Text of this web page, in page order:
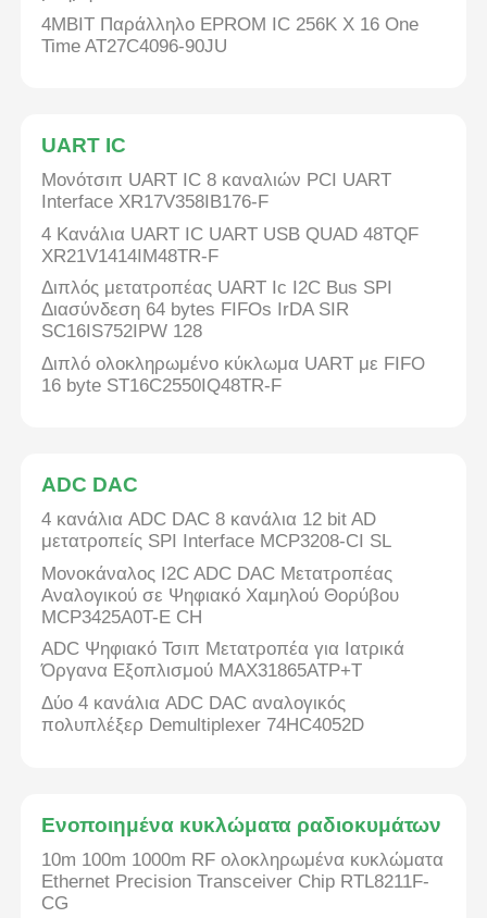
Τσιπ διαχείρισης ισχύος
4MBIT Παράλληλο EPROM IC 256K X 16 One
Time AT27C4096-90JU
UART IC
Μονότσιπ UART IC 8 καναλιών PCI UART
Interface XR17V358IB176-F
4 Κανάλια UART IC UART USB QUAD 48TQF
XR21V1414IM48TR-F
Διπλός μετατροπέας UART Ic I2C Bus SPI
Διασύνδεση 64 bytes FIFOs IrDA SIR
SC16IS752IPW 128
Διπλό ολοκληρωμένο κύκλωμα UART με FIFO
16 byte ST16C2550IQ48TR-F
ADC DAC
4 κανάλια ADC DAC 8 κανάλια 12 bit AD
μετατροπείς SPI Interface MCP3208-CI SL
Μονοκάναλος I2C ADC DAC Μετατροπέας
Αναλογικού σε Ψηφιακό Χαμηλού Θορύβου
MCP3425A0T-E CH
ADC Ψηφιακό Τσιπ Μετατροπέα για Ιατρικά
Όργανα Εξοπλισμού MAX31865ATP+T
Δύο 4 κανάλια ADC DAC αναλογικός
πολυπλέξερ Demultiplexer 74HC4052D
Ενοποιημένα κυκλώματα ραδιοκυμάτων
10m 100m 1000m RF ολοκληρωμένα κυκλώματα
Ethernet Precision Transceiver Chip RTL8211F-
CG